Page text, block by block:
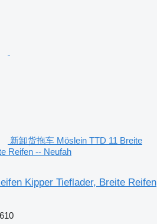
新卸货拖车 Möslein TTD 11 Breite
Reifen -- Neufah
Kipper Tieflader, Breite Reifen